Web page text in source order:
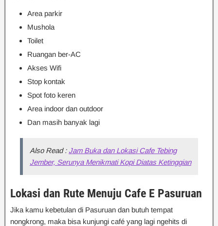
Area parkir
Mushola
Toilet
Ruangan ber-AC
Akses Wifi
Stop kontak
Spot foto keren
Area indoor dan outdoor
Dan masih banyak lagi
Also Read : Jam Buka dan Lokasi Cafe Tebing
Jember, Serunya Menikmati Kopi Diatas Ketinggian
Lokasi dan Rute Menuju Cafe E Pasuruan
Jika kamu kebetulan di Pasuruan dan butuh tempat
nongkrong, maka bisa kunjungi café yang lagi ngehits di